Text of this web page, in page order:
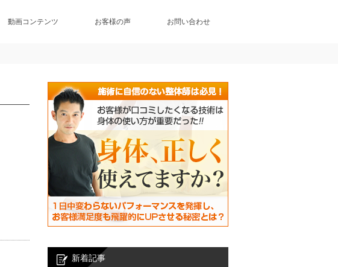
動画コンテンツ お客様の声 お問い合わせ
新着記事